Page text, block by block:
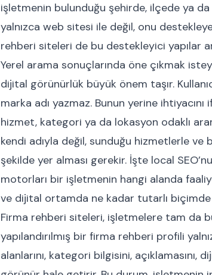
işletmenin bulunduğu şehirde, ilçede ya
yalnızca web sitesi ile değil, onu
rehberi siteleri de bu destekleyici yapılar
Yerel arama sonuçlarında öne çıkmak
dijital görünürlük büyük önem taşır.
marka adı yazmaz. Bunun yerine
hizmet, kategori ya da lokasyon odaklı
kendi adıyla değil, sunduğu hizmetlerle
şekilde yer alması gerekir. İşte local
motorları bir işletmenin hangi alanda
ve dijital ortamda ne kadar tutarlı biçimde
Firma rehberi siteleri, işletmelere tam da
yapılandırılmış bir firma rehberi profili
alanlarını, kategori bilgisini, açıklamasını,